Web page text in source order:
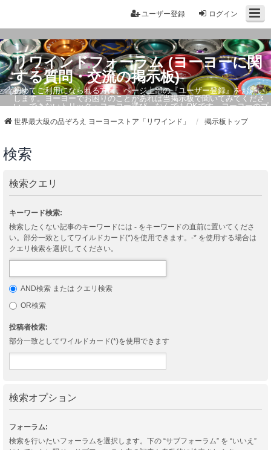
ログイン
ユーザー登録
リワインドフォーラム (ヨーヨーに関
する質問・交流の掲示板)
初めてご利用になられる方は、ページ上部の『ユーザー登録』をお願い
します。ヨーヨーでお困りのことがあれば当掲示板で聞いてみてくださ
い。できないトリック・ヨーヨー選び、なんでもOKです。ヨーヨーのプ
世界最大級の品ぞろえ ヨーヨーストア「リワインド」 掲示板トップ
検索
検索クエリ
キーワード検索:
検索したくない記事のキーワードには - をキーワードの直前に置いてくださ
い。部分一致としてワイルドカード(*)を使用できます。-* を使用する場合は
クエリ検索を選択してください。
AND検索 または クエリ検索
OR検索
投稿者検索:
部分一致としてワイルドカード(*)を使用できます
検索オプション
フォーラム:
検索を行いたいフォーラムを選択します。下の “サブフォーラム” を “いいえ”